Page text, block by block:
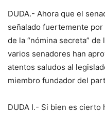
DUDA.- Ahora que el
señalado fuertemente
de la “nómina secreta”
varios senadores han
atentos saludos al
miembro fundador del
DUDA I.- Si bien es cierto